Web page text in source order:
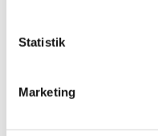
Statistik
Marketing